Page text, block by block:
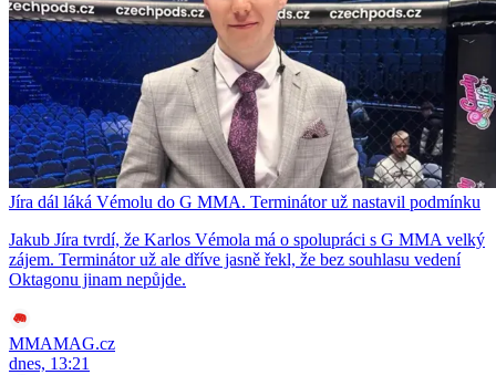
Jíra dál láká Vémolu do G MMA. Terminátor už nastavil podmínku
Jakub Jíra tvrdí, že Karlos Vémola má o spolupráci s G MMA velký
zájem. Terminátor už ale dříve jasně řekl, že bez souhlasu vedení
Oktagonu jinam nepůjde.
MMAMAG.cz
dnes, 13:21